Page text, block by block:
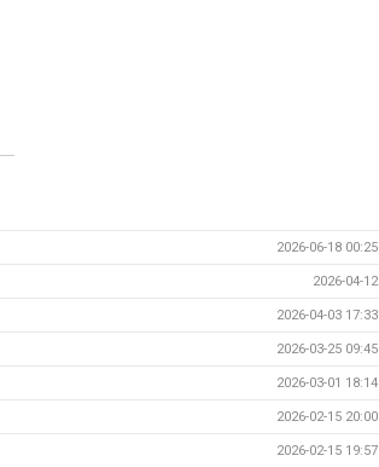
2026-06-18 00:25
2026-04-12
2026-04-03 17:33
2026-03-25 09:45
2026-03-01 18:14
2026-02-15 20:00
2026-02-15 19:57